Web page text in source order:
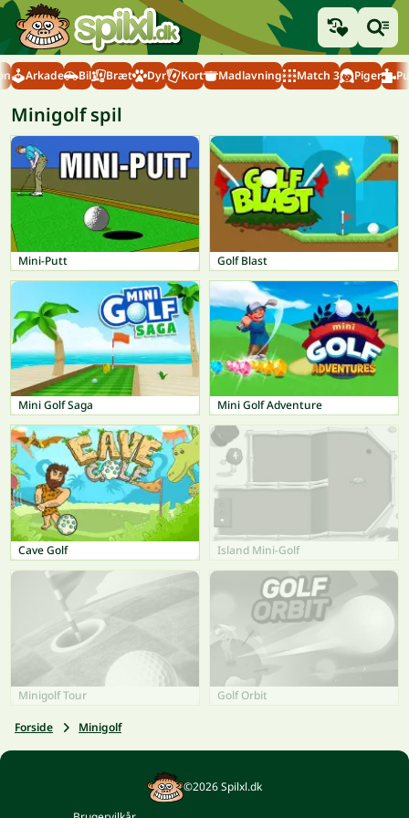
Arkade Bil Bræt Dyr Kort Madlavning Match 3 Piger
Minigolf spil
Mini-Putt Golf Blast
Mini Golf Saga Mini Golf Adventure
Cave Golf Island Mini-Golf
Minigolf Tour Golf Orbit
Forside Minigolf
©2026 Spilxl.dk